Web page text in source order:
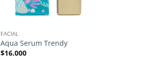
FACIAL
Aqua Serum Trendy
$16.000